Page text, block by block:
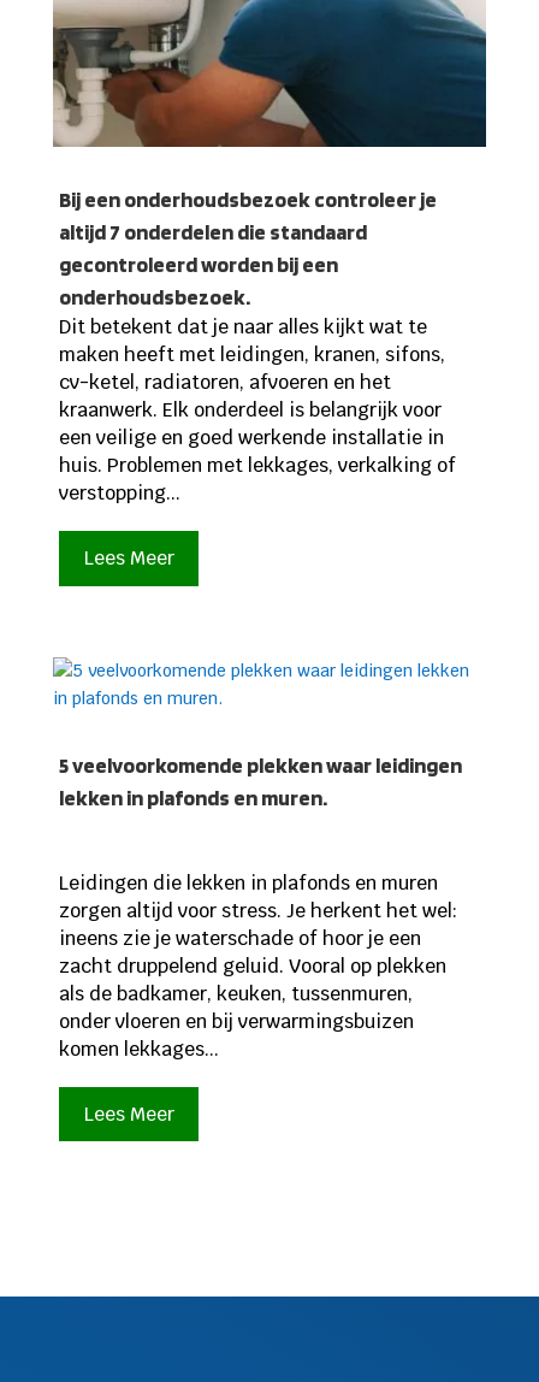
Bij een onderhoudsbezoek controleer je
altijd 7 onderdelen die standaard
gecontroleerd worden bij een
onderhoudsbezoek.
Dit betekent dat je naar alles kijkt wat te
maken heeft met leidingen, kranen, sifons,
cv-ketel, radiatoren, afvoeren en het
kraanwerk. Elk onderdeel is belangrijk voor
een veilige en goed werkende installatie in
huis. Problemen met lekkages, verkalking of
verstopping...
Lees Meer
5 veelvoorkomende plekken waar leidingen
lekken in plafonds en muren.
Leidingen die lekken in plafonds en muren
zorgen altijd voor stress. Je herkent het wel:
ineens zie je waterschade of hoor je een
zacht druppelend geluid. Vooral op plekken
als de badkamer, keuken, tussenmuren,
onder vloeren en bij verwarmingsbuizen
komen lekkages...
Lees Meer